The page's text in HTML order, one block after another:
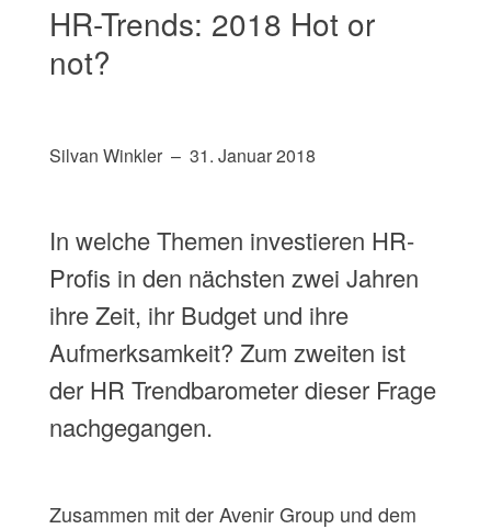
HR-Trends: 2018 Hot or
not?
Silvan Winkler 31. Januar 2018
In welche Themen investieren HR-
Profis in den nächsten zwei Jahren
ihre Zeit, ihr Budget und ihre
Aufmerksamkeit? Zum zweiten ist
der HR Trendbarometer dieser Frage
nachgegangen.
Zusammen mit der Avenir Group und dem